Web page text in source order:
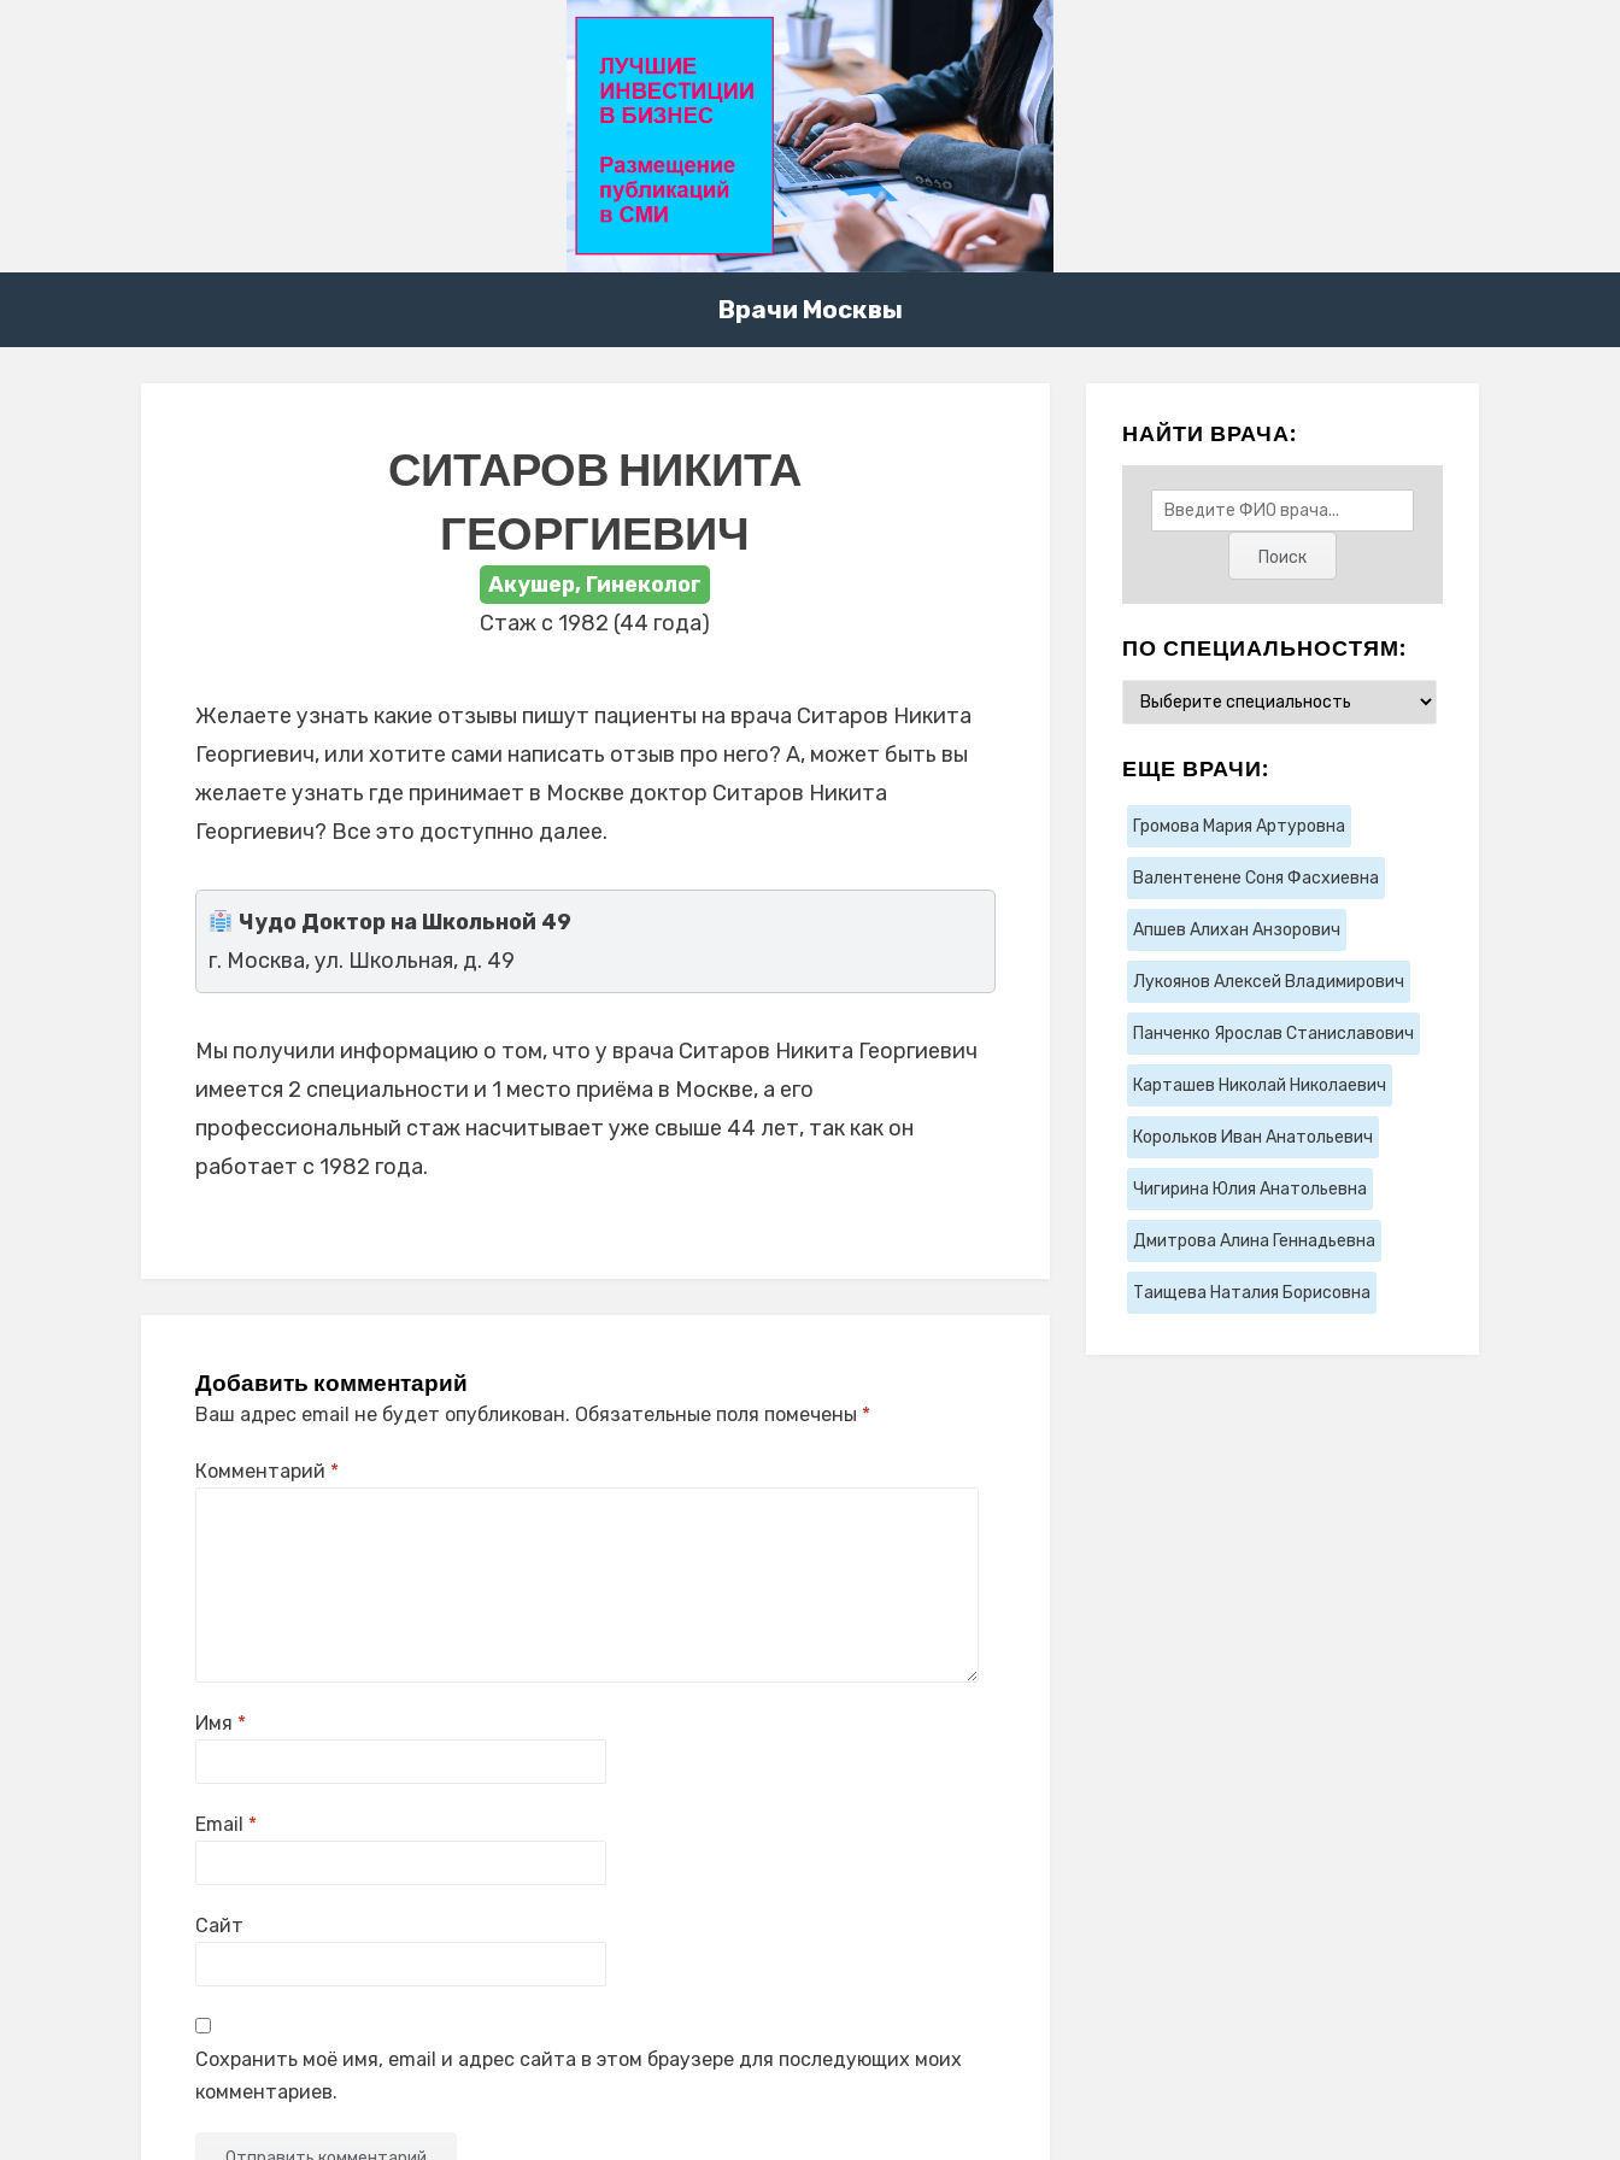
Врачи Москвы
СИТАРОВ НИКИТА
ГЕОРГИЕВИЧ
Акушер, Гинеколог
Стаж с 1982 (44 года)
Желаете узнать какие отзывы пишут пациенты на врача Ситаров Никита
Георгиевич, или хотите сами написать отзыв про него? А, может быть вы
желаете узнать где принимает в Москве доктор Ситаров Никита
Георгиевич? Все это доступнно далее.
Чудо Доктор на Школьной 49
г. Москва, ул. Школьная, д. 49
Мы получили информацию о том, что у врача Ситаров Никита Георгиевич
имеется 2 специальности и 1 место приёма в Москве, а его
профессиональный стаж насчитывает уже свыше 44 лет, так как он
работает с 1982 года.
Добавить комментарий
Ваш адрес email не будет опубликован. Обязательные поля помечены *
Комментарий *
Имя *
Email *
Сайт
Сохранить моё имя, email и адрес сайта в этом браузере для последующих моих
комментариев.
НАЙТИ ВРАЧА:
ПО СПЕЦИАЛЬНОСТЯМ:
ЕЩЕ ВРАЧИ:
Громова Мария Артуровна
Валентенене Соня Фасхиевна
Апшев Алихан Анзорович
Лукоянов Алексей Владимирович
Панченко Ярослав Станиславович
Карташев Николай Николаевич
Корольков Иван Анатольевич
Чигирина Юлия Анатольевна
Дмитрова Алина Геннадьевна
Таищева Наталия Борисовна